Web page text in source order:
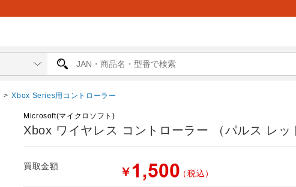
> Xbox Series用コントローラー
Microsoft(マイクロソフト)
Xbox ワイヤレス コントローラー （パルス レッ
買取金額 ￥ （税込）